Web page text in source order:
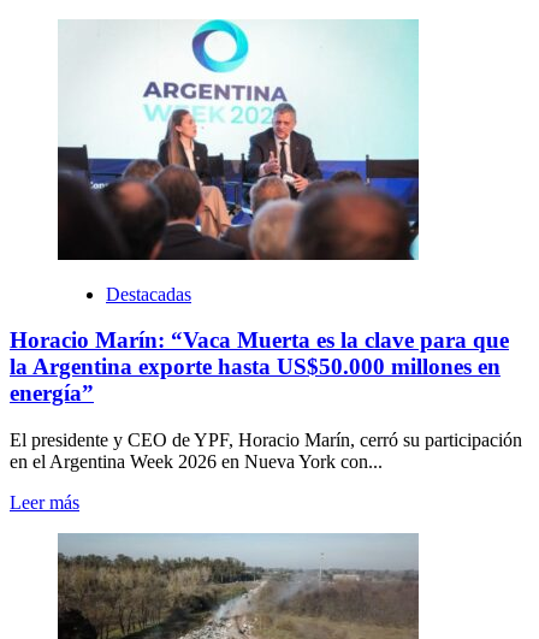
Destacadas
Horacio Marín: “Vaca Muerta es la clave para que
la Argentina exporte hasta US$50.000 millones en
energía”
El presidente y CEO de YPF, Horacio Marín, cerró su participación
en el Argentina Week 2026 en Nueva York con...
Leer más